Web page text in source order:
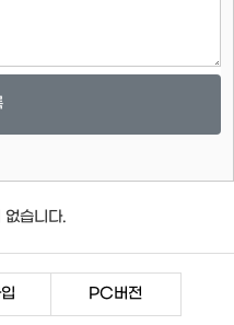
없습니다.
PC버전